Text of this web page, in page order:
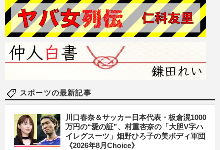
スポーツの最新記事
川口春奈＆サッカー日本代表・板倉滉1000
万円の“愛の証”、村重杏奈の「大胆V字ハ
イレグスーツ」畑野ひろ子の美ボディ軍団
《2026年8月Choice》